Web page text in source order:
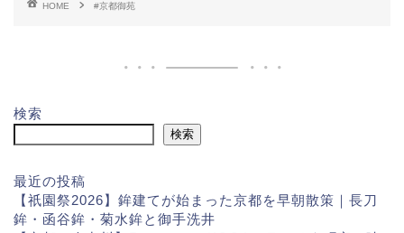
HOME #京都御苑
検索
検索
最近の投稿
【祇園祭2026】鉾建てが始まった京都を早朝散策｜長刀
鉾・函谷鉾・菊水鉾と御手洗井